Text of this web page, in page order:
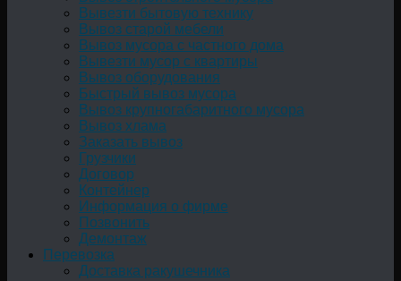
Вывезти бытовую технику
Вывоз старой мебели
Вывоз мусора с частного дома
Вывезти мусор с квартиры
Вывоз оборудования
Быстрый вывоз мусора
Вывоз крупногабаритного мусора
Вывоз хлама
Заказать вывоз
Грузчики
Договор
Контейнер
Информация о фирме
Позвонить
Демонтаж
Перевозка
Доставка ракушечника